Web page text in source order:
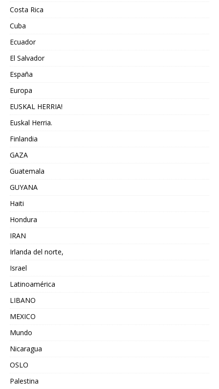
Costa Rica
Cuba
Ecuador
El Salvador
España
Europa
EUSKAL HERRIA!
Euskal Herria.
Finlandia
GAZA
Guatemala
GUYANA
Haiti
Hondura
IRAN
Irlanda del norte,
Israel
Latinoamérica
LIBANO
MEXICO
Mundo
Nicaragua
OSLO
Palestina